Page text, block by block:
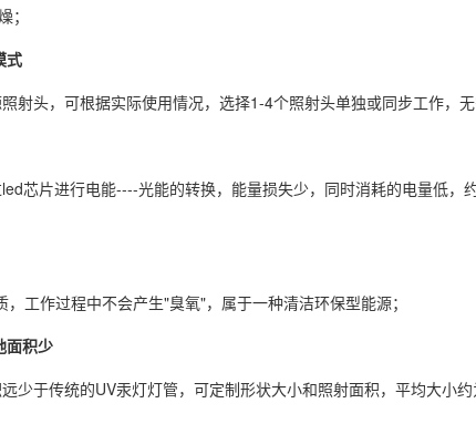
；
式
射头，可根据实际使用情况，选择1-4个照射头单独或同步工作，
芯片进行电能----光能的转换，能量损失少，同时消耗的电量低
工作过程中不会产生"臭氧"，属于一种清洁环保型能源；
面积少
少于传统的UV汞灯灯管，可定制形状大小和照射面积，平均大小